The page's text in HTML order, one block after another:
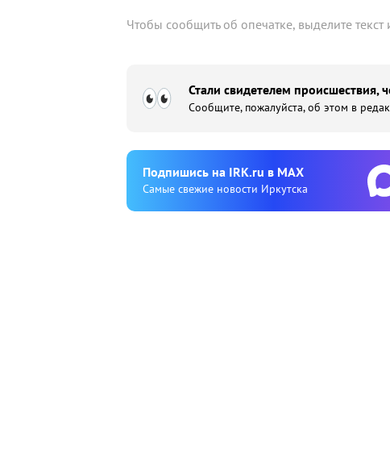
Чтобы сообщить об опечатке, выделите
Стали свидетелем происшествия,
Сообщите, пожалуйста, об этом в
Подпишиcь на IRK.ru в MAX
Cамые свежие новости Иркутска